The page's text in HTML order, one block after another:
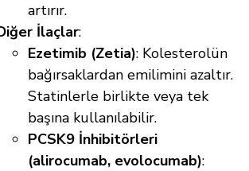
artırır.
İlaçlar:
Ezetimib (Zetia): Kolesterolün
bağırsaklardan emilimini azaltır.
Statinlerle birlikte veya tek
başına kullanılabilir.
PCSK9 İnhibitörleri
(alirocumab, evolocumab):